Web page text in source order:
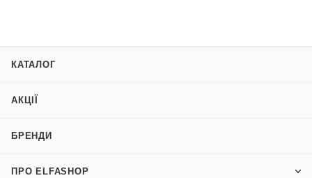
КАТАЛОГ
АКЦІЇ
БРЕНДИ
ПРО ELFASHOP